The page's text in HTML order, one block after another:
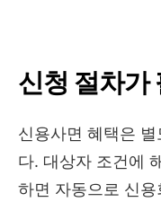
신청 절차가
신용사면 혜택은
다. 대상자 조건에
하면 자동으로 신